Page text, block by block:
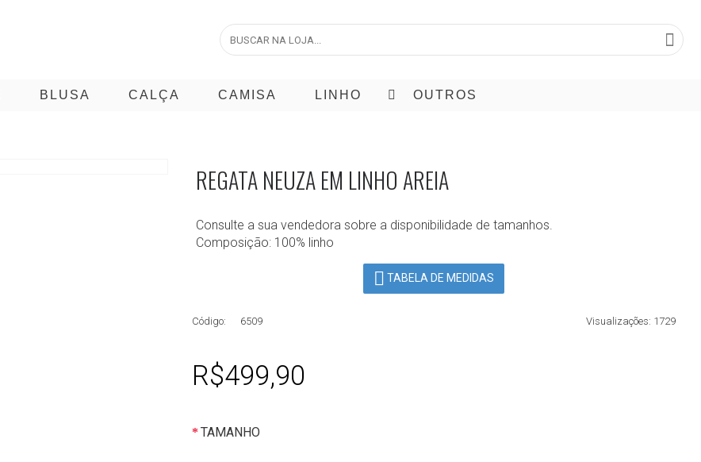
BLUSA CALÇA CAMISA LINHO OUTROS
REGATA NEUZA EM LINHO AREIA
Consulte a sua vendedora sobre a disponibilidade de tamanhos.
Composição: 100% linho
TABELA DE MEDIDAS
Visualizações: 1729
Código: 6509
R$499,90
TAMANHO